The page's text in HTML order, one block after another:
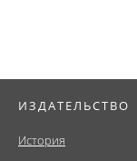
ИЗДАТЕЛЬСТВО
История